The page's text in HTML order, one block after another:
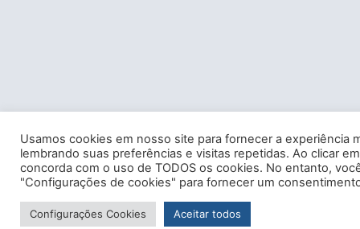
Usamos cookies em nosso site para fornecer a experiência
lembrando suas preferências e visitas repetidas. Ao clicar
concorda com o uso de TODOS os cookies. No entanto,
"Configurações de cookies" para fornecer um
Configurações Cookies Aceitar todos